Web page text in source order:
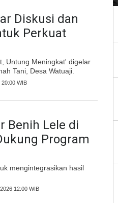
Diskusi dan
Perkuat
Untung Meningkat' digelar
Tani, Desa Watuaji.
20:00 WIB
Benih Lele di
Program
mengintegrasikan hasil
12:00 WIB